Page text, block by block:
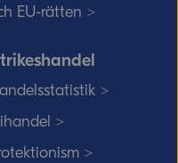
EU-rätten >
>
>
>